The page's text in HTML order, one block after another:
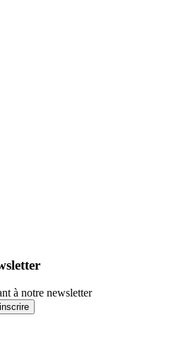
à notre newsletter